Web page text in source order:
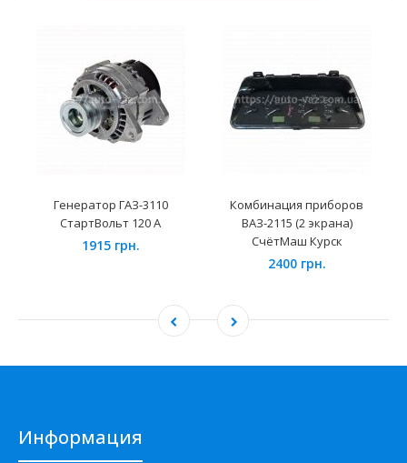
Генератор ГАЗ-3110
СтартВольт 120 А
1915 грн.
Комбинация приборов
ВАЗ-2115 (2 экрана)
СчётМаш Курск
2400 грн.
Информация